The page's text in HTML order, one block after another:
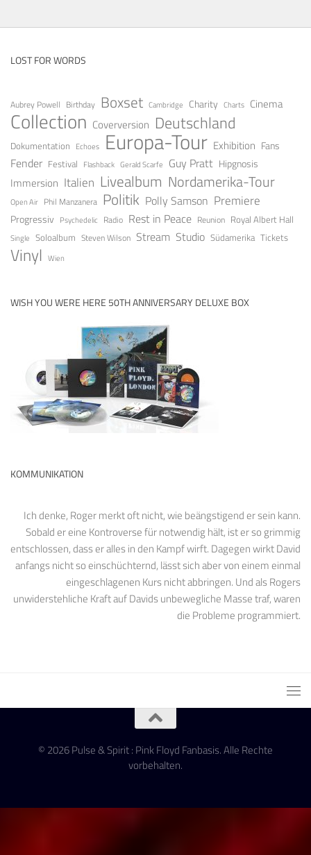
LOST FOR WORDS
Aubrey Powell Birthday Boxset Cambridge Charity Charts Cinema
Collection Coverversion Deutschland
Dokumentation Echoes Europa-Tour Exhibition Fans
Fender Festival Flashback Gerald Scarfe Guy Pratt Hipgnosis
Immersion Italien Livealbum Nordamerika-Tour
Open Air Phil Manzanera Politik Polly Samson Premiere
Progressiv Psychedelic Radio Rest in Peace Reunion Royal Albert Hall
Single Soloalbum Steven Wilson Stream Studio Südamerika Tickets
Vinyl Wien
WISH YOU WERE HERE 50TH ANNIVERSARY DELUXE BOX
KOMMUNIKATION
Ich denke, Roger merkt oft nicht, wie beängstigend er sein kann.
Sobald er eine Kontroverse für notwendig hält, ist er so grimmig
entschlossen, dass er alles in den Kampf wirft. Dagegen wirkt David
anfangs nicht so einschüchternd, lässt sich aber von einem einmal
eingeschlagenen Kurs nicht abbringen. Und als Rogers
unwiderstehliche Kraft auf Davids unbewegliche Masse traf, waren
die Probleme programmiert.
© 2026 Pulse & Spirit : Pink Floyd Fanbasis. Alle Rechte
vorbehalten.